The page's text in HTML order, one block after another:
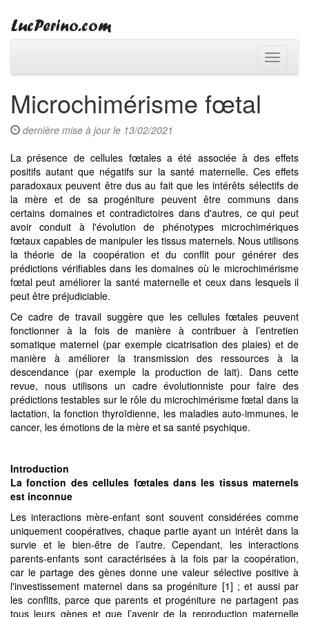
Toggle
Microchimérisme fœtal
dernière mise à jour le 13/02/2021
La présence de cellules fœtales a été associée à des effets
positifs autant que négatifs sur la santé maternelle. Ces effets
paradoxaux peuvent être dus au fait que les intérêts sélectifs de
la mère et de sa progéniture peuvent être communs dans
certains domaines et contradictoires dans d'autres, ce qui peut
avoir conduit à l'évolution de phénotypes microchimériques
fœtaux capables de manipuler les tissus maternels. Nous utilisons
la théorie de la coopération et du conflit pour générer des
prédictions vérifiables dans les domaines où le microchimérisme
fœtal peut améliorer la santé maternelle et ceux dans lesquels il
peut être préjudiciable.
Ce cadre de travail suggère que les cellules fœtales peuvent
fonctionner à la fois de manière à contribuer à l’entretien
somatique maternel (par exemple cicatrisation des plaies) et de
manière à améliorer la transmission des ressources à la
descendance (par exemple la production de lait). Dans cette
revue, nous utilisons un cadre évolutionniste pour faire des
prédictions testables sur le rôle du microchimérisme fœtal dans la
lactation, la fonction thyroïdienne, les maladies auto-immunes, le
cancer, les émotions de la mère et sa santé psychique.
Introduction
La fonction des cellules fœtales dans les tissus maternels
est inconnue
Les interactions mère-enfant sont souvent considérées comme
uniquement coopératives, chaque partie ayant un intérêt dans la
survie et le bien-être de l’autre. Cependant, les interactions
parents-enfants sont caractérisées à la fois par la coopération,
car le partage des gènes donne une valeur sélective positive à
l'investissement maternel dans sa progéniture [1] ; et aussi par
les conflits, parce que parents et progéniture ne partagent pas
tous leurs gènes et que l’avenir de la reproduction maternelle